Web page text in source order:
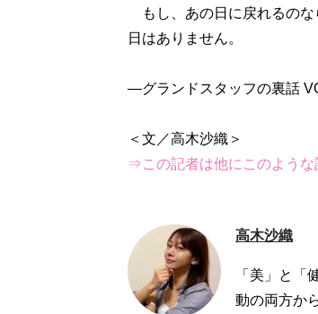
もし、あの日に戻れるの
日はありません。
―グランドスタッフの裏話
⇒この記者は他にこのような
高木沙織
「美」と「
動の両方か